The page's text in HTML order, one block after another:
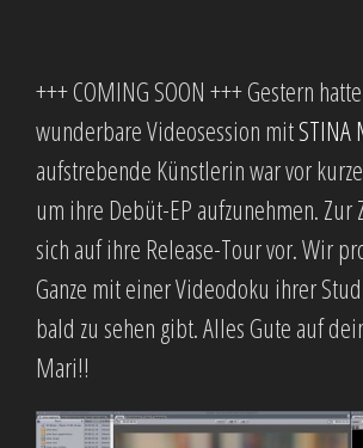
+++ COMING SOON +++ Gestern
wunderbare Videosession mitSTINA
aufstrebende Künstlerin war vor
um ihre Debüt-EP aufzunehmen.
sich auf ihre Release-Tour vor. Wir
Ganze mit einer Videodoku ihrer
bald zu sehen gibt. Alles Gute auf
Mari!!